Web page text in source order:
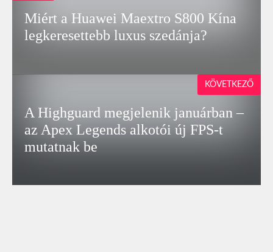
Miért a Huawei Maextro S800 Kína
legkeresettebb luxus szedánja?
A Highguard megjelenik januárban –
az Apex Legends alkotói új FPS-t
mutatnak be
KÖVETKEZŐ